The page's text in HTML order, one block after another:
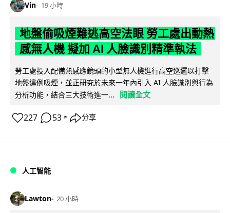
Vin 19 小時
地盤偷吸煙難逃高空法眼 勞工處出動熱
感無人機 擬加 AI 人臉識別精準執法
勞工處投入配備熱感應鏡頭的小型無人機進行高空巡邏以打擊
地盤違例吸煙，並正研究於未來一年內引入 AI 人臉識別與行為
分析功能，結合三大技術進一...
閱讀全文
227 53 ↗ 分享
人工智能
Lawton 20 小時